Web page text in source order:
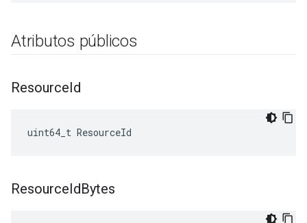
Atributos públicos
ResourceId
uint64_t ResourceId
ResourceIdBytes